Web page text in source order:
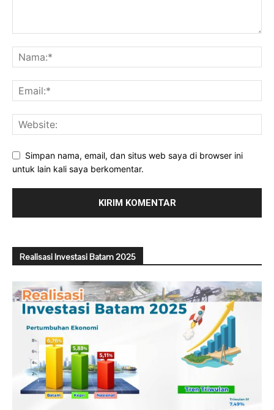
Simpan nama, email, dan situs web saya di browser ini
untuk lain kali saya berkomentar.
Realisasi Investasi Batam 2025